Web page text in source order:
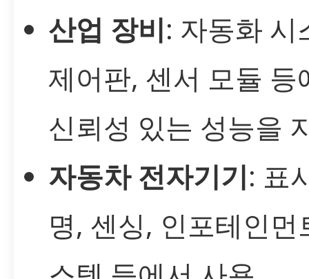
산업 장비: 자동화 시
제어판, 센서 모듈 등
신뢰성 있는 성능을
자동차 전자기기: 표
명, 센싱, 인포테인먼